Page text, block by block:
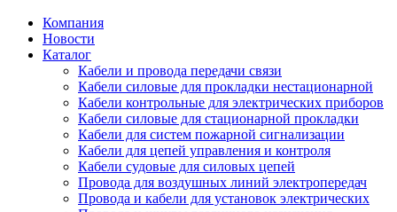
Компания
Новости
Каталог
Кабели и провода передачи связи
Кабели силовые для прокладки нестационарной
Кабели контрольные для электрических приборов
Кабели силовые для стационарной прокладки
Кабели для систем пожарной сигнализации
Кабели для цепей управления и контроля
Кабели судовые для силовых цепей
Провода для воздушных линий электропередач
Провода и кабели для установок электрических